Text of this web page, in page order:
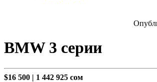
BMW 3 серии
$16 500 | 1 442 925 сом